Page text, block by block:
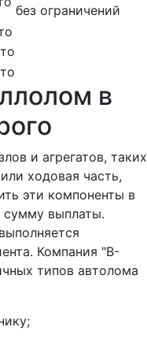
без ограничений
в
и агрегатов, таких
ходовая часть,
эти компоненты в
сумму выплаты.
Компания "В-
типов автолома